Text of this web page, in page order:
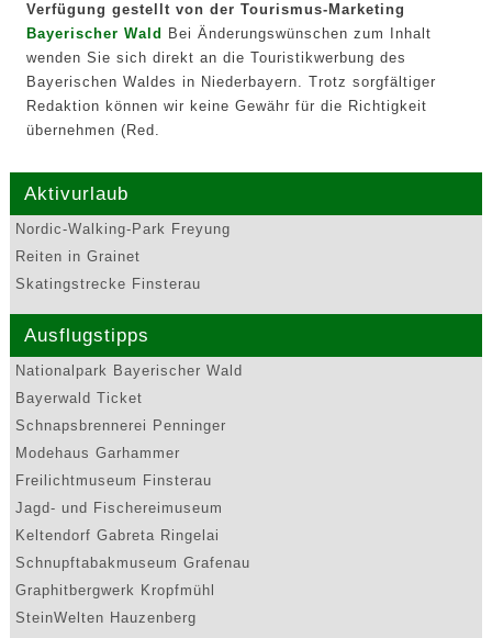
Verfügung gestellt von der Tourismus-Marketing
Bayerischer Wald
Bei Änderungswünschen zum Inhalt
wenden Sie sich direkt an die Touristikwerbung des
Bayerischen Waldes in Niederbayern. Trotz sorgfältiger
Redaktion können wir keine Gewähr für die Richtigkeit
übernehmen (Red.
Aktivurlaub
Nordic-Walking-Park Freyung
Reiten in Grainet
Skatingstrecke Finsterau
Ausflugstipps
Nationalpark Bayerischer Wald
Bayerwald Ticket
Schnapsbrennerei Penninger
Modehaus Garhammer
Freilichtmuseum Finsterau
Jagd- und Fischereimuseum
Keltendorf Gabreta Ringelai
Schnupftabakmuseum Grafenau
Graphitbergwerk Kropfmühl
SteinWelten Hauzenberg